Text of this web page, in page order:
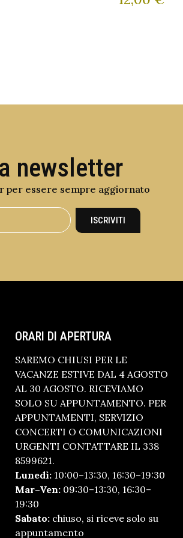
newsletter
per essere sempre aggiornato
ISCRIVITI
ORARI DI APERTURA
SAREMO CHIUSI PER LE
VACANZE ESTIVE DAL 4 AGOSTO
AL 30 AGOSTO. RICEVIAMO
SOLO SU APPUNTAMENTO. PER
APPUNTAMENTI, SERVIZIO
CONCERTI O COMUNICAZIONI
URGENTI CONTATTARE IL 338
8599621.
Lunedì: 10:00–13:30, 16:30–19:30
Mar–Ven: 09:30–13:30, 16:30–
19:30
Sabato: chiuso, si riceve solo su
appuntamento